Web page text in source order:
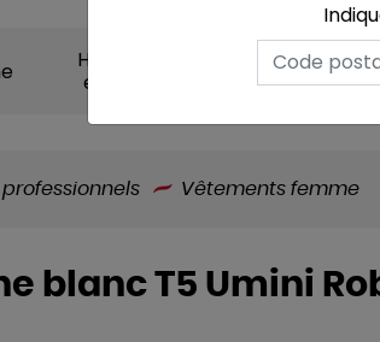
Hygiène et
entretien
Vêtements femme
blanc T5 Umini